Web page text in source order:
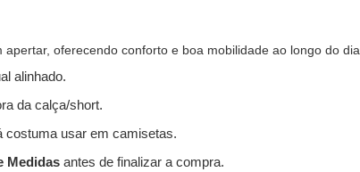
oferecendo conforto e boa mobilidade ao longo do dia.
alinhado.
da calça/short.
costuma usar em camisetas.
Medidas antes de finalizar a compra.